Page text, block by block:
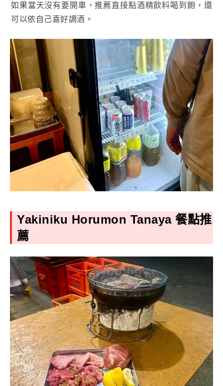
如果當天沒有要開車，推薦直接點酒精飲料喝到飽，還
可以依自己喜好調酒。
Yakiniku Horumon Tanaya餐點推
薦